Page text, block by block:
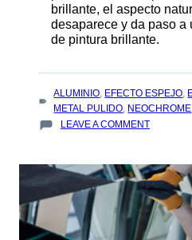
brillante, el aspecto
desaparece y da paso a
de pintura brillante.
TAGS
:
ALUMINIO, EFECTO ESPEJO,
METAL PULIDO, NEOCHROME
LEAVE A COMMENTON
UN
EFECTO
DE
METAL
PULIDO